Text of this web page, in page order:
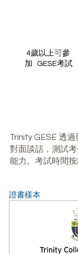
4歲以上 可 參
加 GESE考試
Trinity GESE 透過
對面談話，測試
能力。考試時間
證書樣本